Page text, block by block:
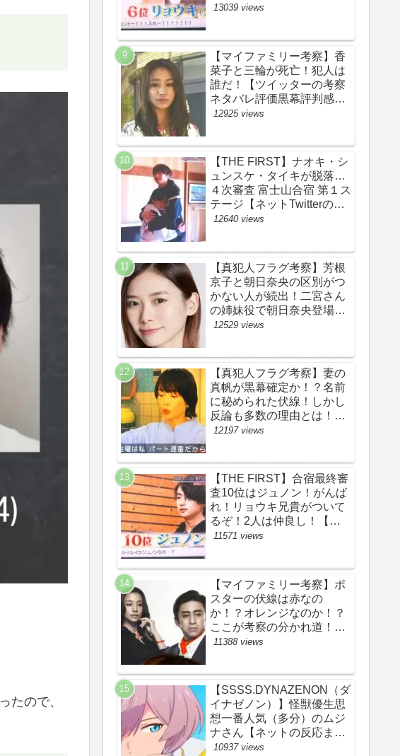
たので、
ンダルの件も尾を引いてま
め・スッキリ・
BE:FIRST・ビーファース
ト】
13039 views
【マイファミリー考察】香
菜子と三輪が死亡！犯人は
誰だ！【ツイッターの考察
ネタバレ評価黒幕評判感想
批判原作犯人キャスト脚本
12925 views
【THE FIRST】ナオキ・シ
ュンスケ・タイキが脱落…
４次審査 富士山合宿 第１ス
テージ【ネットTwitterのネ
タバレ感想考察評価評判ま
ァースト】
12640 views
【真犯人フラグ考察】芳根
京子と朝日奈央の区別がつ
かない人が続出！二宮さん
の姉妹役で朝日奈央登場
か！【ネット・ツイッター
ト黒幕伏線まとめ】
12529 views
【真犯人フラグ考察】妻の
真帆が黒幕確定か！？名前
に秘められた伏線！しかし
反論も多数の理由とは！
【ネット・ツイッターの考
幕伏線まとめ】
12197 views
【THE FIRST】合宿最終審
査10位はジュノン！がんば
れ！リョウキ兄貴がついて
るぞ！2人は仲良し！【ザ
ファースト・ネット・ツイ
リ・BE:FIRST・ビーファ
ースト・JUNON・
RYOKI】
11571 views
【マイファミリー考察】ポ
スターの伏線は赤なの
か！？オレンジなのか！？
ここが考察の分かれ道！
【ツイッターの考察ネタバ
じ伏線まとめ】
11388 views
【SSSS.DYNAZENON（ダ
イナゼノン）】怪獣優生思
想一番人気（多分）のムジ
ナさん【ネットの反応まと
め】
10937 views